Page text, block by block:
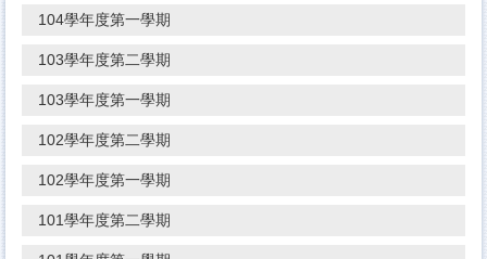
104學年度第一學期
103學年度第二學期
103學年度第一學期
102學年度第二學期
102學年度第一學期
101學年度第二學期